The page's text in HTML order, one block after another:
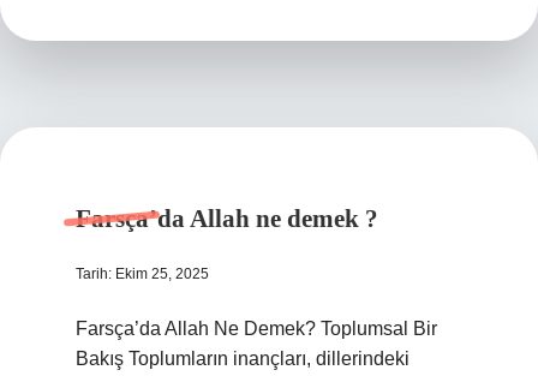
Farsça’da Allah ne demek ?
Tarih: Ekim 25, 2025
Farsça’da Allah Ne Demek? Toplumsal Bir
Bakış Toplumların inançları, dillerindeki